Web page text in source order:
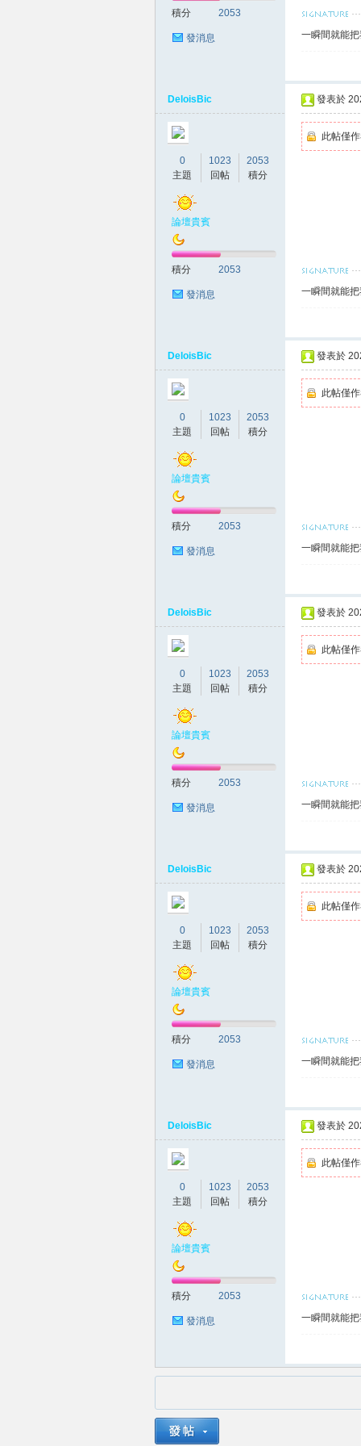
北
叫
積分 2053
發消息 一瞬間就能
DeloisBic
0
主題
1023
回帖
2053
積分
論壇貴賓
積分 2053
發消息
發表於
此帖僅
一瞬間就能
DeloisBic
0
主題
1023
回帖
2053
積分
論壇貴賓
積分 2053
發消息
發表於
此帖僅
一瞬間就能
DeloisBic
0
主題
1023
回帖
2053
積分
論壇貴賓
積分 2053
發消息
發表於
此帖僅
一瞬間就能
DeloisBic
0
主題
1023
回帖
2053
積分
論壇貴賓
積分 2053
發消息
發表於
此帖僅
一瞬間就能
DeloisBic
0
主題
1023
回帖
2053
積分
論壇貴賓
積分 2053
發消息
發表於
此帖僅
一瞬間就能